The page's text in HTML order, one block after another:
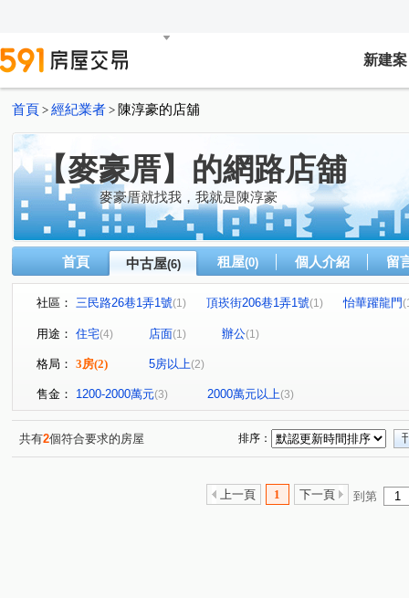
新建案
首頁 > 經紀業者 > 陳淳豪的店舖
【麥豪厝】的網路店舖
麥豪厝就找我，我就是陳淳豪
首頁 中古屋(6) 租屋(0) 個人介紹 留
社區： 三民路26巷1弄1號(1) 頂崁街206巷1弄1號(1) 怡華躍龍門
信義路 長安街 三民路
用途： 住宅(4) 店面(1) 辦公(1)
格局： 3房(2) 5房以上(2)
售金： 1200-2000萬元(3) 2000萬元以上(3)
共有2個符合要求的房屋 排序：
上一頁 1 下一頁 到第